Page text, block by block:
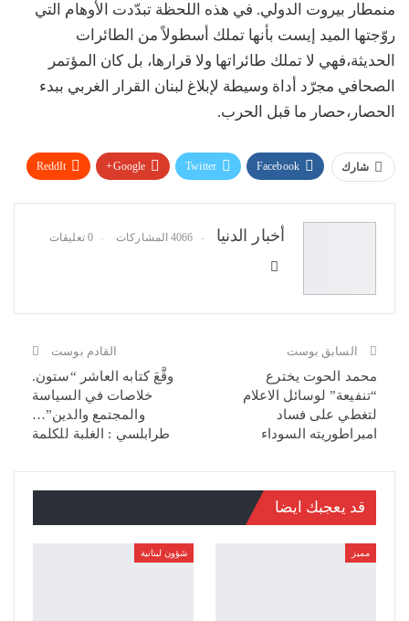
منمطار بيروت الدولي. في هذه اللحظة تبدّدت الأوهام التي
روّجتها الميد إيست بأنها تملك أسطولاً من الطائرات
الحديثة،فهي لا تملك طائراتها ولا قرارها، بل كان المؤتمر
الصحافي مجرّد أداة وسيطة لإبلاغ لبنان القرار الغربي ببدء
الحصار،حصار ما قبل الحرب.
شارك Facebook
Twitter
Google+
ReddIt
أخبار الدنيا 4066 المشاركات 0 تعليقات
السابق بوست
محمد الحوت يخترع
“تنفيعة” لوسائل الاعلام
لتغطي على فساد
امبراطوريته السوداء
القادم بوست
وقَّعَ كتابه العاشر “ستون.
خلاصات في السياسة
والمجتمع والدين”…
طرابلسي : الغلبة للكلمة
قد يعجبك ايضا
مميز شؤون لبنانية